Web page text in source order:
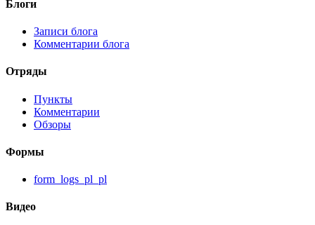
Блоги
Записи блога
Комментарии блога
Отряды
Пункты
Комментарии
Обзоры
Формы
form_logs_pl_pl
Видео